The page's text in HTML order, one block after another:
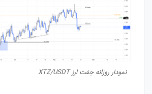
نمودار روزانه جفت ارز XTZ/USDT